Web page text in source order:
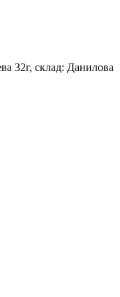
32г, склад: Данилова